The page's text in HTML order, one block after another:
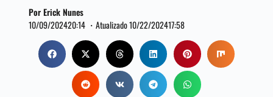
Por Erick Nunes
10/09/202420:14 ・ Atualizado 10/22/202417:58